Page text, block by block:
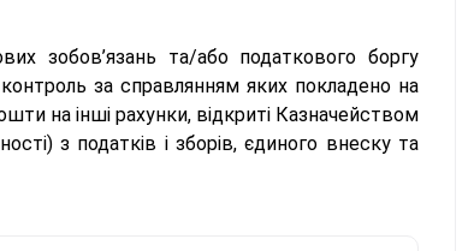
зобов’язань та/або податкового боргу
контроль за справлянням яких покладено на
на інші рахунки, відкриті Казначейством
з податків і зборів, єдиного внеску та